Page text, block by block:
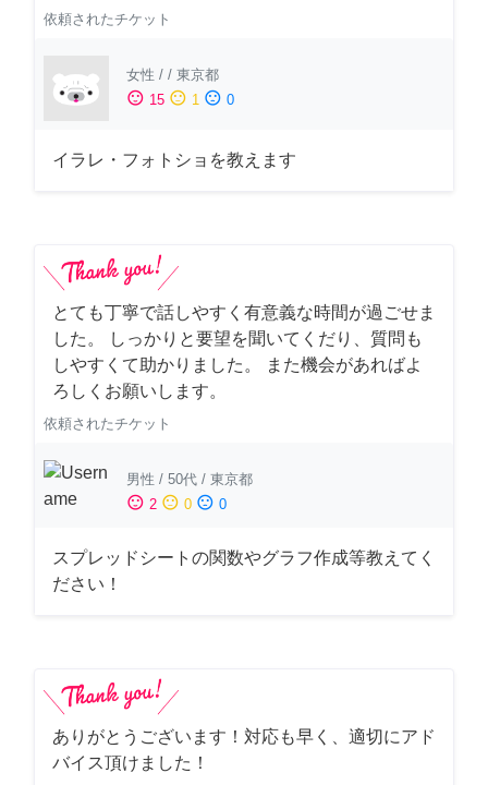
依頼されたチケット
女性 / / 東京都
sentiment_satisfied 15 sentiment_neutral 1 sentiment_dissatisfied 0
イラレ・フォトショを教えます
とても丁寧で話しやすく有意義な時間が過ごせま
した。 しっかりと要望を聞いてくだり、質問も
しやすくて助かりました。 また機会があればよ
ろしくお願いします。
依頼されたチケット
男性 / 50代 / 東京都
sentiment_satisfied 2 sentiment_neutral 0 sentiment_dissatisfied 0
スプレッドシートの関数やグラフ作成等教えてく
ださい！
ありがとうございます！対応も早く、適切にアド
バイス頂けました！